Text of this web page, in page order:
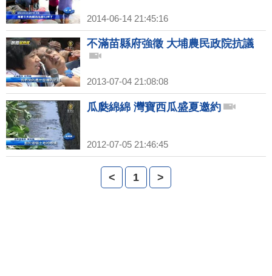
2014-06-14 21:45:16
不滿苗縣府強徵 大埔農民政院抗議
2013-07-04 21:08:08
瓜瓞綿綿 灣寶西瓜盛夏邀約
2012-07-05 21:46:45
< 1 >